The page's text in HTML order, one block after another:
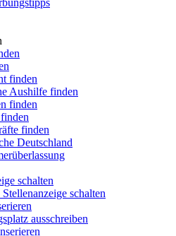
finden
Aushilfe finden
finden
finden
Deutschland
schalten
schalten
ausschreiben